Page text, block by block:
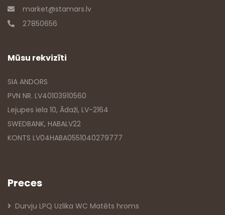
market@stamars.lv
27850656
Mūsu rekvizīti
SIA ANDORS
PVN NR. LV40103910560
Lejupes iela 10, Ādaži, LV-2164
SWEDBANK, HABALV22
KONTS LV04HABA0551040279777
Preces
Durvju LPQ Uzlika WC Matēts hroms